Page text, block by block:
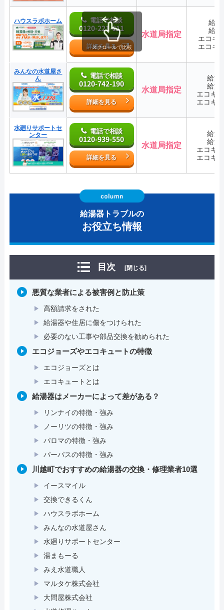
ハウスラボホーム 電話で相談
0120-221-611
詳細を見る
水道局指定
給
給
エコキ
エコキ
みんなの水道屋さ
ん
電話で相談
0120-742-190
詳細を見る
水道局指定
給湯
給湯
エコキ
エコキ
水廻りサポートセ
ンター
電話で相談
0120-939-550
詳細を見る
水道局指定
給湯
給湯
エコキ
エコキ
スクロールで比較
給湯器トラブルの
お役立ち情報
目次 [閉じる]
悪質な業者による被害例と防止策
高額請求をされた
給湯器や住居に傷をつけられた
必要のない工事や部品交換を勧められた
エコジョーズやエコキュートの特徴
エコジョーズとは
エコキュートとは
給湯器はメーカーによって差がある？
リンナイの特徴・強み
ノーリツの特徴・強み
パロマの特徴・強み
パーパスの特徴・強み
川越町でおすすめの給湯器の交換・修理業者10選
イースマイル
交換できるくん
ハウスラボホーム
みんなの水道屋さん
水廻りサポートセンター
湯まもーる
みえ水道職人
マルタケ株式会社
大問屋株式会社